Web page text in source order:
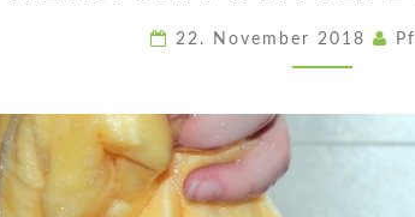
22. November 2018